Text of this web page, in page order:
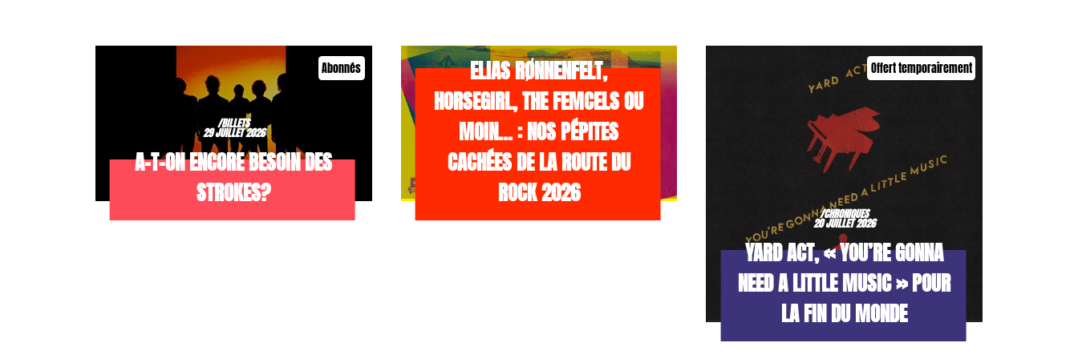
Abonnés
/BILLETS
29 JUILLET 2026
A-T-ON ENCORE BESOIN DES
STROKES?
ELIAS RØNNENFELT,
HORSEGIRL, THE FEMCELS OU
MOIN… : NOS PÉPITES
CACHÉES DE LA ROUTE DU
ROCK 2026
Offert temporairement
/CHRONIQUES
20 JUILLET 2026
YARD ACT, « YOU’RE GONNA
NEED A LITTLE MUSIC » POUR
LA FIN DU MONDE